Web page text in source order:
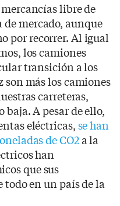
libre de
mercado, aunque
por recorrer. Al igual
los camiones
transición a los
son más los camiones
carreteras,
baja. A pesar de ello,
eléctricas,se han
de CO2a la
han
que sus
todo en un país de la